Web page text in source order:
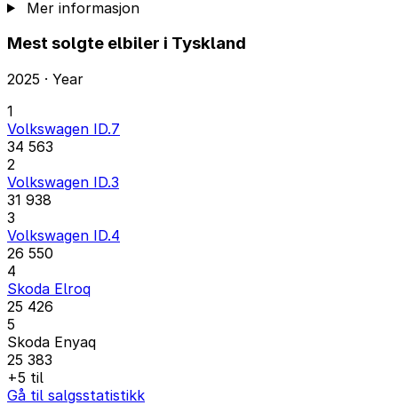
Mer informasjon
Mest solgte elbiler i Tyskland
2025 · Year
1
Volkswagen ID.7
34 563
2
Volkswagen ID.3
31 938
3
Volkswagen ID.4
26 550
4
Skoda Elroq
25 426
5
Skoda Enyaq
25 383
+5 til
Gå til salgsstatistikk